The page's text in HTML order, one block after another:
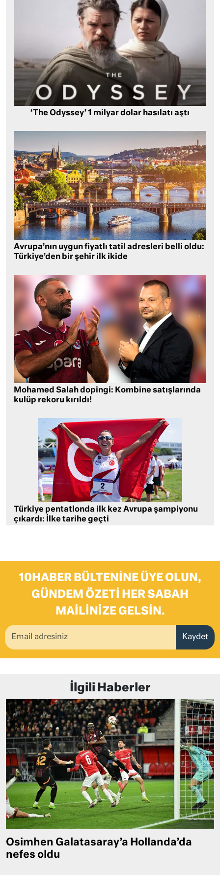
‘The Odyssey’ 1 milyar dolar hasılatı aştı
Avrupa’nın uygun fiyatlı tatil adresleri belli oldu:
Türkiye’den bir şehir ilk ikide
Mohamed Salah dopingi: Kombine satışlarında
kulüp rekoru kırıldı!
Türkiye pentatlonda ilk kez Avrupa şampiyonu
çıkardı: İlke tarihe geçti
10HABER BÜLTENINE ÜYE OLUN,
GÜNDEM ÖZETI HER SABAH
MAILINIZE GELSIN.
Kaydet
İlgili Haberler
Osimhen Galatasaray’a Hollanda’da
nefes oldu